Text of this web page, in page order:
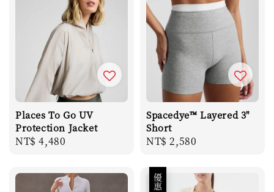
Places To Go UV
Protection Jacket
Regular
NT$ 4,480
Spacedye™ Layered 3"
Short
Regular
NT$ 2,580
優惠